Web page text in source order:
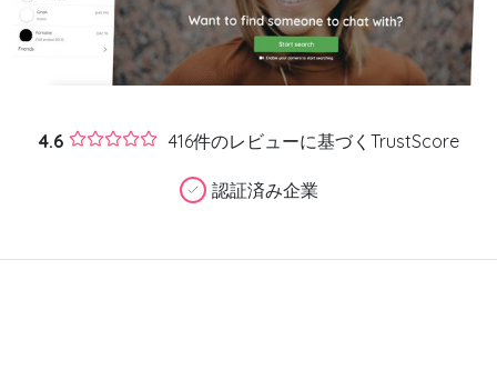
4.6 416件のレビューに基づくTrustScore
認証済み企業